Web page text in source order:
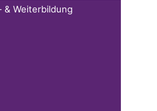
& Weiterbildung